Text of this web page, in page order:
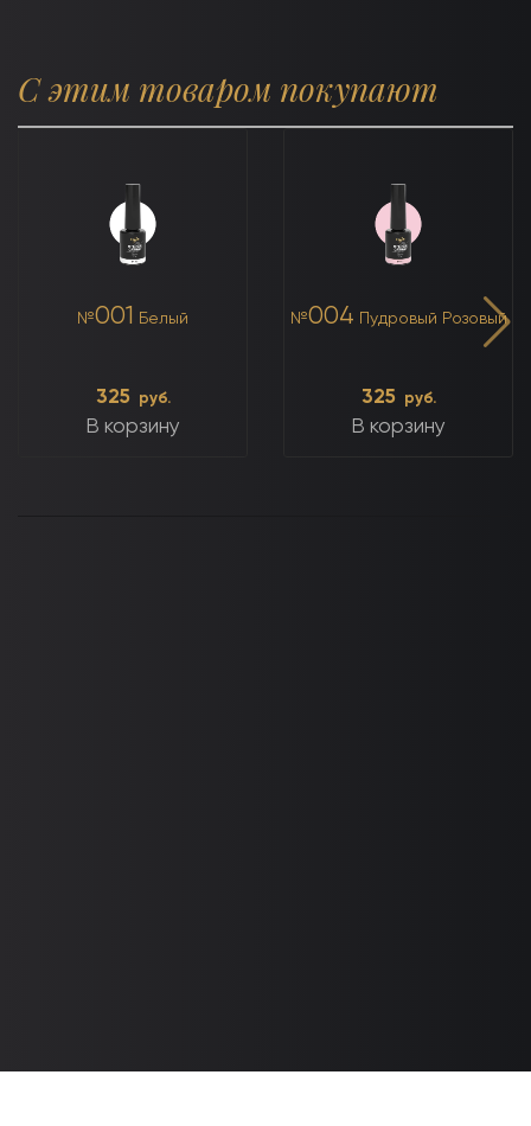
С этим товаром покупают
№001 Белый
325 руб.
В корзину
№004 Пудровый Розовый
325 руб.
В корзину